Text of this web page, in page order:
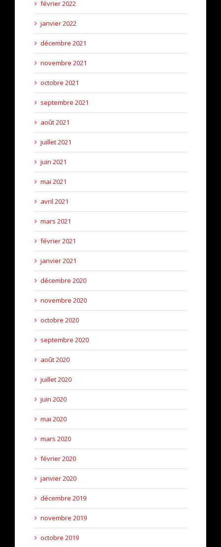
février 2022
janvier 2022
décembre 2021
novembre 2021
octobre 2021
septembre 2021
août 2021
juillet 2021
juin 2021
mai 2021
avril 2021
mars 2021
février 2021
janvier 2021
décembre 2020
novembre 2020
octobre 2020
septembre 2020
août 2020
juillet 2020
juin 2020
mai 2020
mars 2020
février 2020
janvier 2020
décembre 2019
novembre 2019
octobre 2019